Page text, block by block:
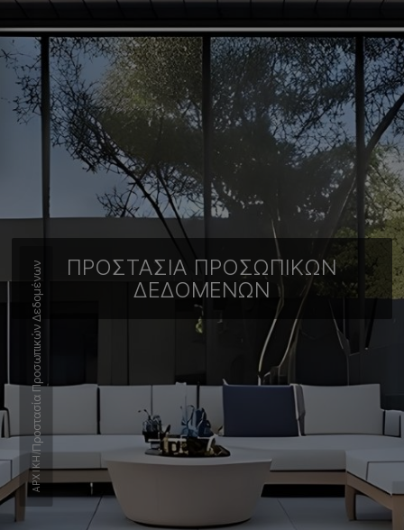
ΠΡΟΣΤΑΣΊΑ ΠΡΟΣΩΠΙΚΏΝ
ΔΕΔΟΜΈΝΩΝ
ΑΡΧΙΚΉ
/
Προστασία Προσωπικών Δεδομένων